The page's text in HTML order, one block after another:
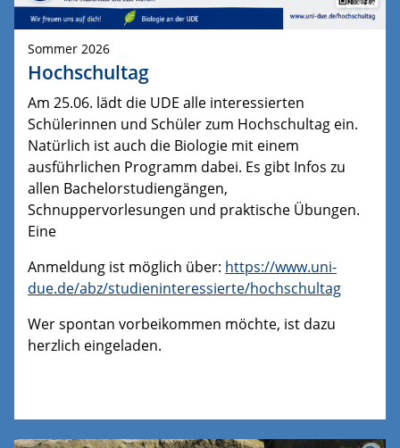
Sommer 2026
Hochschultag
Am 25.06. lädt die UDE alle interessierten
Schülerinnen und Schüler zum Hochschultag ein.
Natürlich ist auch die Biologie mit einem
ausführlichen Programm dabei. Es gibt Infos zu
allen Bachelorstudiengängen,
Schnuppervorlesungen und praktische Übungen.
Eine
Anmeldung ist möglich über: https://www.uni-
due.de/abz/studieninteressierte/hochschultag
Wer spontan vorbeikommen möchte, ist dazu
herzlich eingeladen.